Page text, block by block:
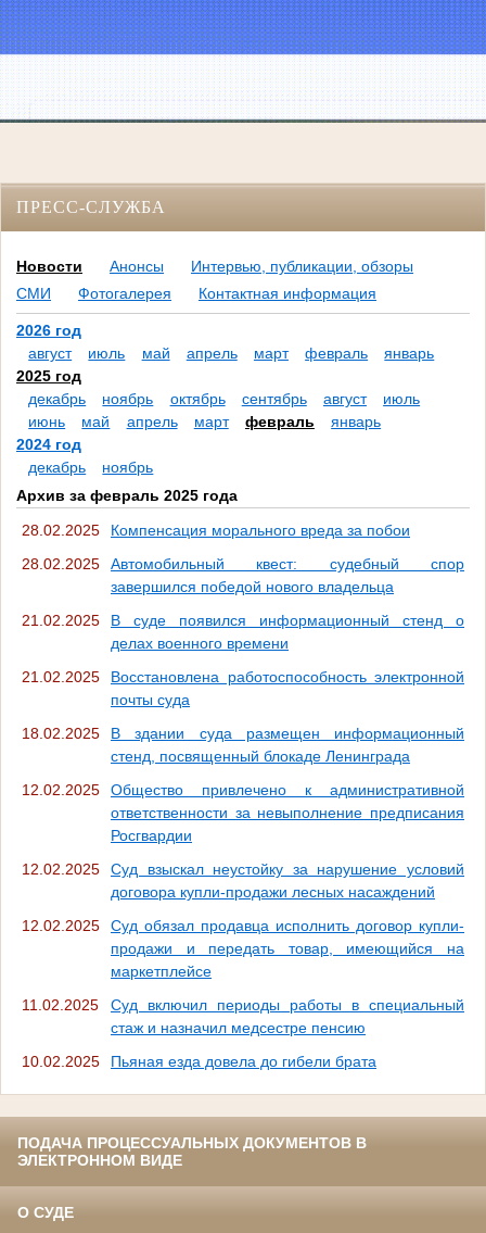
ПРЕСС-СЛУЖБА
Новости Анонсы
Интервью, публикации, обзоры
СМИ
Фотогалерея Контактная информация
2026 год
август
июль май апрель март февраль
январь
2025 год
декабрь
ноябрь октябрь сентябрь август
июль
июнь
май апрель март февраль
январь
2024 год
декабрь
ноябрь
Архив за февраль 2025 года
28.02.2025
Компенсация морального вреда за побои
28.02.2025
Автомобильный квест: судебный спор
завершился победой нового владельца
21.02.2025
В суде появился информационный стенд о
делах военного времени
21.02.2025
Восстановлена работоспособность электронной
почты суда
18.02.2025
В здании суда размещен информационный
стенд, посвященный блокаде Ленинграда
12.02.2025
Общество привлечено к административной
ответственности за невыполнение предписания
Росгвардии
12.02.2025
Суд взыскал неустойку за нарушение условий
договора купли-продажи лесных насаждений
12.02.2025
Суд обязал продавца исполнить договор купли-
продажи и передать товар, имеющийся на
маркетплейсе
11.02.2025
Суд включил периоды работы в специальный
стаж и назначил медсестре пенсию
10.02.2025
Пьяная езда довела до гибели брата
ПОДАЧА ПРОЦЕССУАЛЬНЫХ ДОКУМЕНТОВ В
ЭЛЕКТРОННОМ ВИДЕ
О СУДЕ